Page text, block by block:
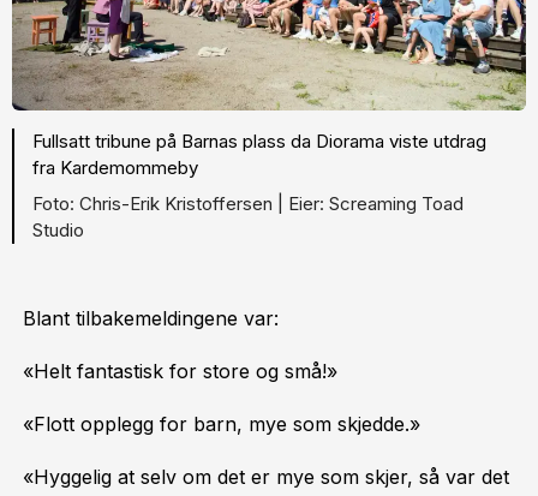
Fullsatt tribune på Barnas plass da Diorama viste utdrag
fra Kardemommeby
Chris-Erik Kristoffersen |
Screaming Toad
Studio
Blant tilbakemeldingene var:
«Helt fantastisk for store og små!»
«Flott opplegg for barn, mye som skjedde.»
«Hyggelig at selv om det er mye som skjer, så var det